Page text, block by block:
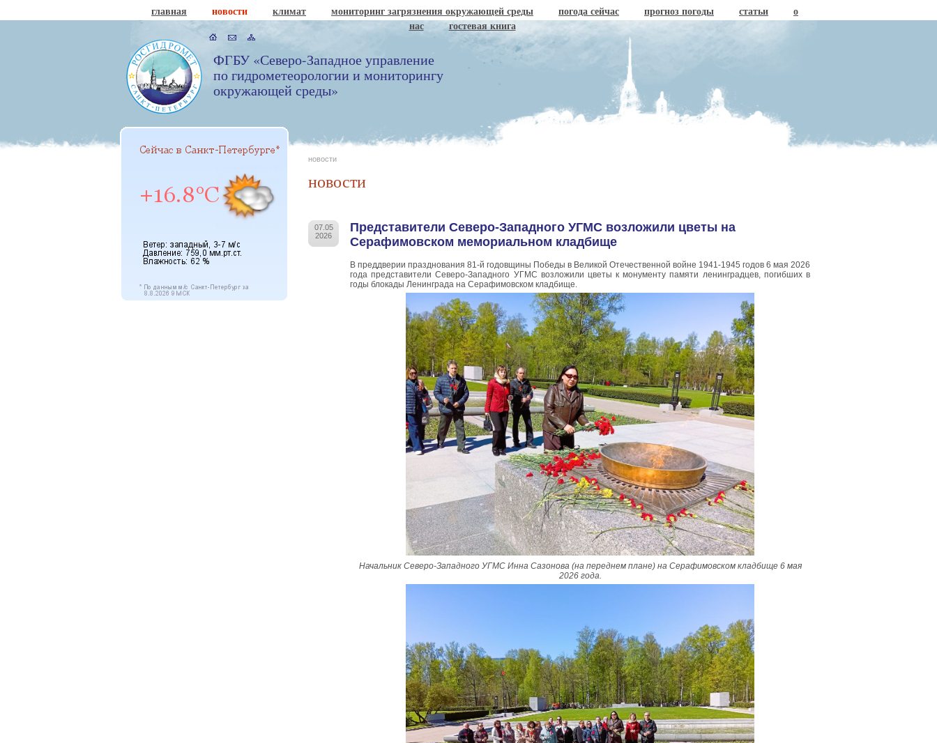
главная новости климат мониторинг загрязнения окружающей среды погода сейчас прогноз погоды статьи
о
нас
гостевая книга
ФГБУ «Северо-Западное управление
по гидрометеорологии и мониторингу
окружающей среды»
новости
новости
07.05
2026
Представители Северо-Западного УГМС возложили цветы на
Серафимовском мемориальном кладбище
В преддверии празднования 81-й годовщины Победы в Великой Отечественной войне 1941-1945 годов 6 мая 2026
года представители Северо-Западного УГМС возложили цветы к монументу памяти ленинградцев, погибших в
годы блокады Ленинграда на Серафимовском кладбище.
Начальник Северо-Западного УГМС Инна Сазонова (на переднем плане) на Серафимовском кладбище 6 мая
2026 года.